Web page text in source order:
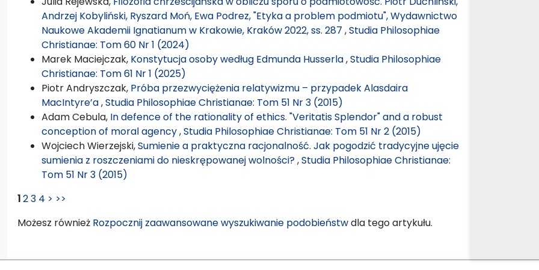
Andrzej Kobyliński, Ryszard Moń, Ewa Podrez, "Etyka a problem podmiotu", Wydawnictwo
Naukowe Akademii Ignatianum w Krakowie, Kraków 2022, ss. 287 ,Studia Philosophiae
Christianae: Tom 60 Nr 1 (2024)
Marek Maciejczak, Konstytucja osoby według Edmunda Husserla,Studia Philosophiae
Christianae: Tom 61 Nr 1 (2025)
Piotr Andryszczak, Próba przezwyciężenia relatywizmu – przypadek Alasdaira
MacIntyre’a,Studia Philosophiae Christianae: Tom 51 Nr 3 (2015)
Adam Cebula, In defence of the rationality of ethics. "Veritatis Splendor" and a robust
conception of moral agency,Studia Philosophiae Christianae: Tom 51 Nr 2 (2015)
Wojciech Wierzejski,Sumienie a praktyczna racjonalność. Jak pogodzić tradycyjne ujęcie
sumienia z roszczeniami do nieskrępowanej wolności?,Studia Philosophiae Christianae:
Tom 51 Nr 3 (2015)
123 4 > >>
Możesz również Rozpocznij zaawansowane wyszukiwanie podobieństwdla tego artykułu.